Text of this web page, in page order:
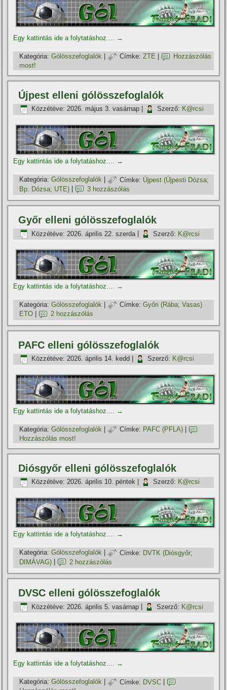
Egy kattintás ide a folytatáshoz.... →
Kategória: Gólösszefoglalók | Címke: ZTE
Hozzászólás
most!
Újpest elleni gólösszefoglalók
Közzétéve: 2026. május 3. vasárnap Szerző: K@rcsi
Egy kattintás ide a folytatáshoz.... →
Kategória: Gólösszefoglalók | Címke: Újpest (Újpesti Dózsa;
Bp. Dózsa; UTE)
3 hozzászólás
Győr elleni gólösszefoglalók
Közzétéve: 2026. április 22. szerda Szerző: K@rcsi
Egy kattintás ide a folytatáshoz.... →
Kategória: Gólösszefoglalók Címke: Győri (Rába; Vasas)
ETO
2 hozzászólás
PAFC elleni gólösszefoglalók
Közzétéve: 2026. április 14. kedd Szerző: K@rcsi
Egy kattintás ide a folytatáshoz.... →
Kategória: Gólösszefoglalók | Címke: PAFC (PFLA)
Hozzászólás most!
Diósgyőr elleni gólösszefoglalók
Közzétéve: 2026. április 10. péntek Szerző: K@rcsi
Egy kattintás ide a folytatáshoz.... →
Kategória: Gólösszefoglalók | Címke: DVTK (Diósgyőr;
DIMÁVAG)
2 hozzászólás
DVSC elleni gólösszefoglalók
Közzétéve: 2026. április 5. vasárnap Szerző: K@rcsi
Egy kattintás ide a folytatáshoz.... →
Kategória: Gólösszefoglalók | Címke: DVSC